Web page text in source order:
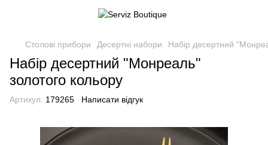
Столові прибори Десертні набори Набір десертний
Набір десертний "Монреаль"
золотого кольору
Артикул: 179265 Написати відгук